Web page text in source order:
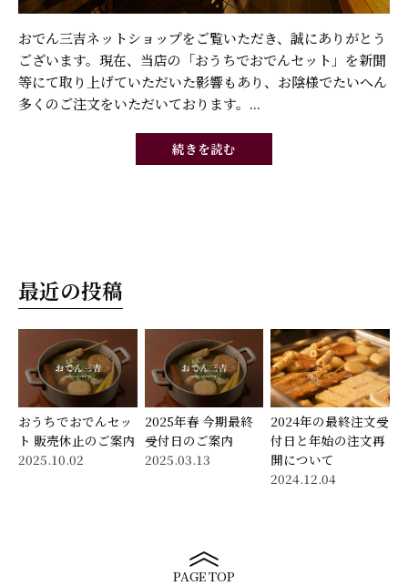
おでん三吉ネットショップをご覧いただき、誠にありがとう
ございます。現在、当店の「おうちでおでんセット」を新聞
等にて取り上げていただいた影響もあり、お陰様でたいへん
多くのご注文をいただいております。...
続きを読む
最近の投稿
おうちでおでんセッ
ト 販売休止のご案内
2025.10.02
2025年春 今期最終
受付日のご案内
2025.03.13
2024年の最終注文受
付日と年始の注文再
開について
2024.12.04
PAGE TOP